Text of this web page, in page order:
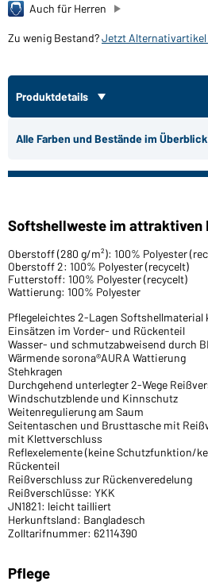
Auch für Herren
Zu wenig Bestand?Jetzt Alternativartikel
Produktdetails
Alle Farben und Bestände im Überblick
Softshellweste im attraktiven
Oberstoff (280 g/m²): 100% Polyester
Oberstoff 2: 100% Polyester (recycelt)
Futterstoff: 100% Polyester (recycelt)
Wattierung: 100% Polyester
Pflegeleichtes 2-Lagen
Einsätzen im Vorder- und Rückenteil
Wasser- und schmutzabweisend durch
Wärmende sorona®AURA Wattierung
Stehkragen
Durchgehend unterlegter 2-Wege
Windschutzblende und Kinnschutz
Weitenregulierung am Saum
Seitentaschen und Brusttasche mit
mit Klettverschluss
Reflexelemente (keine Schutzfunktion/
Rückenteil
Reißverschluss zur Rückenveredelung
Reißverschlüsse: YKK
JN1821: leicht tailliert
Herkunftsland: Bangladesch
Zolltarifnummer: 62114390
Pflege